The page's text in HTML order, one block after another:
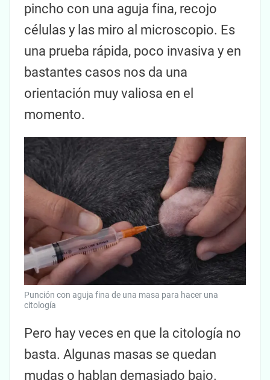
pincho con una aguja fina, recojo
células y las miro al microscopio. Es
una prueba rápida, poco invasiva y en
bastantes casos nos da una
orientación muy valiosa en el
momento.
Punción con aguja fina de una masa para hacer una
citología
Pero hay veces en que la citología no
basta. Algunas masas se quedan
mudas o hablan demasiado bajo.